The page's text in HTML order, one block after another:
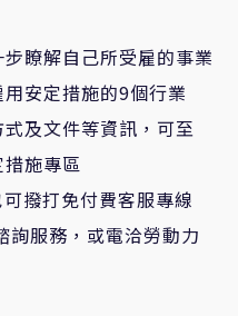
瞭解自己所受雇的事業
安定措施的9個行業
及文件等資訊，可至
措施專區
撥打免付費客服專線
詢服務，或電洽勞動力